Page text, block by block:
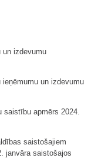
un izdevumu
un izdevumu
saistību apmērs 2024.
saistošajiem
janvāra saistošajos